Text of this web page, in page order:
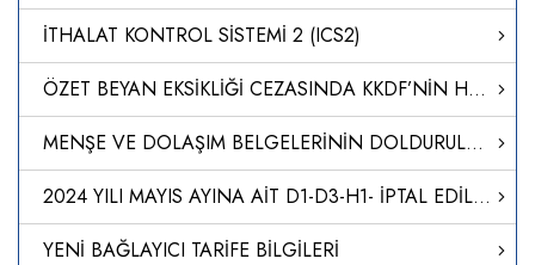
İTHALAT KONTROL SİSTEMİ 2 (ICS2)
ÖZET BEYAN EKSİKLİĞİ CEZASINDA KKDF’NİN HESAPLAMAYA DAHİL EDİLMEYECEĞİ
MENŞE VE DOLAŞIM BELGELERİNİN DOLDURULMASI
2024 YILI MAYIS AYINA AİT D1-D3-H1- İPTAL EDİLEN DİİB LİSTELERİ
YENİ BAĞLAYICI TARİFE BİLGİLERİ